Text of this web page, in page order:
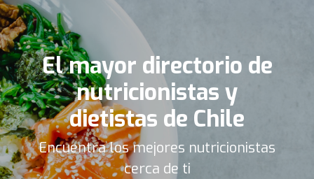
El mayor directorio de
nutricionistas y
dietistas de Chile
Encuentra los mejores nutricionistas
cerca de ti